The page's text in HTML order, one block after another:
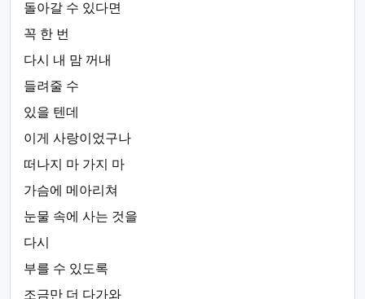
돌아갈 수 있다면
꼭 한 번
다시 내 맘 꺼내
들려줄 수
있을 텐데
이게 사랑이었구나
떠나지 마 가지 마
가슴에 메아리쳐
눈물 속에 사는 것을
다시
부를 수 있도록
조금만 더 다가와